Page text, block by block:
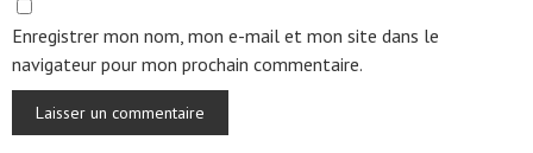
Enregistrer mon nom, mon e-mail et mon site dans le
navigateur pour mon prochain commentaire.